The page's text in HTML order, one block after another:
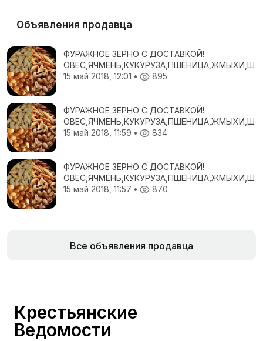
Объявления продавца
ФУРАЖНОЕ ЗЕРНО С ДОСТАВКОЙ!
15 май 2018, 12:01 • 895
ФУРАЖНОЕ ЗЕРНО С ДОСТАВКОЙ!
15 май 2018, 11:59 • 834
ФУРАЖНОЕ ЗЕРНО С ДОСТАВКОЙ!
15 май 2018, 11:57 • 870
Все объявления продавца
Крестьянские
Ведомости